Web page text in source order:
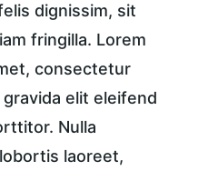
dignissim, sit
fringilla. Lorem
consectetur
elit eleifend
Nulla
laoreet,